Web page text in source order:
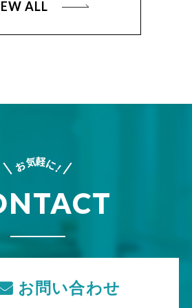
ALL
お気軽に!
お問い合わせ